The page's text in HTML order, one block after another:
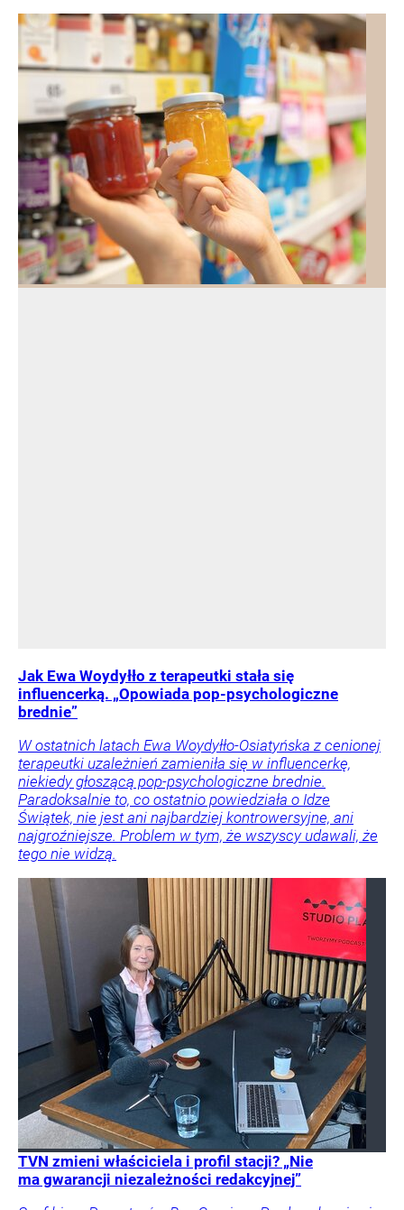
Jak Ewa Woydyłło z terapeutki stała się
influencerką. „Opowiada pop-psychologiczne
brednie”
W ostatnich latach Ewa Woydyłło-Osiatyńska z cenionej
terapeutki uzależnień zamieniła się w influencerkę,
niekiedy głoszącą pop-psychologiczne brednie.
Paradoksalnie to, co ostatnio powiedziała o Idze
Świątek, nie jest ani najbardziej kontrowersyjne, ani
najgroźniejsze. Problem w tym, że wszyscy udawali, że
tego nie widzą.
TVN zmieni właściciela i profil stacji? „Nie
ma gwarancji niezależności redakcyjnej”